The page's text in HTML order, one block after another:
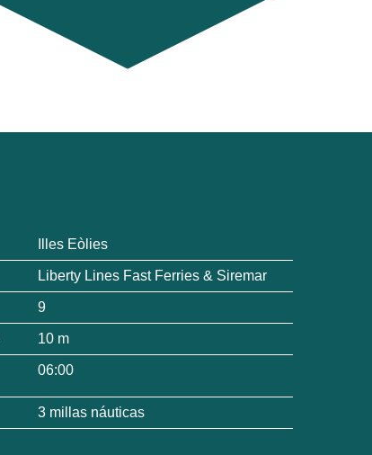
Illes Eòlies
Liberty Lines Fast Ferries & Siremar
9
10 m
06:00
3 millas náuticas